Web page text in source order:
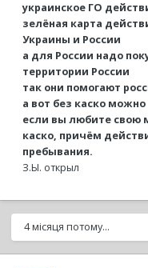
украинское ГО
зелёная карта
Украины и России
а для России надо
территории России
так они помогают
а вот без каско
если вы любите свою
каско, причём
пребывания.
З.Ы. открыл
4 місяця потому...